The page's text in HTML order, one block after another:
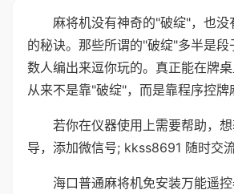
麻将机没有神奇的"破绽"，也没
的秘诀。那些所谓的"破绽"多半是段
数人编出来逗你玩的。真正能在牌
从来不是靠"破绽"，而是靠程序控牌
若你在仪器使用上需要帮助，
导，添加微信号; kkss8691 随时交流
海口普通麻将机免安装万能遥